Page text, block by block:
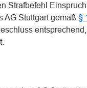
Strafbefehl
AG Stuttgart gemäß §